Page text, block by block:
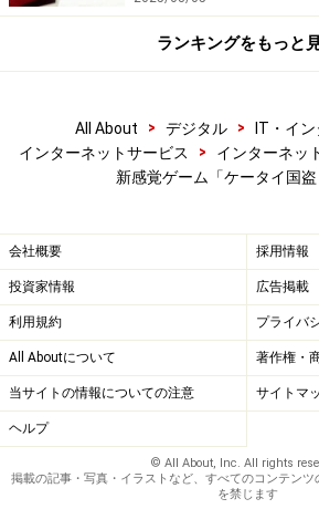
ランキングをもっと
All About > デジタル > IT・イ
インターネットサービス
> インターネッ
新感覚ゲーム「ケータイ国盗
会社概要 採用情報
投資家情報 広告掲載
利用規約 プライバ
All Aboutについて 著作権・
当サイトの情報についての注意 サイトマ
ヘルプ
© All About, Inc. All rights
掲載の記事・写真・イラストなど、すべてのコンテン
を禁じます